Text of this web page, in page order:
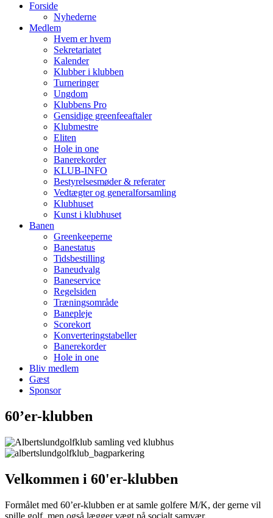
Forside
Nyhederne
Medlem
Hvem er hvem
Sekretariatet
Kalender
Klubber i klubben
Turneringer
Ungdom
Klubbens Pro
Gensidige greenfeeaftaler
Klubmestre
Eliten
Hole in one
Banerekorder
KLUB-INFO
Bestyrelsesmøder & referater
Vedtægter og generalforsamling
Klubhuset
Kunst i klubhuset
Banen
Greenkeeperne
Banestatus
Tidsbestilling
Baneudvalg
Baneservice
Regelsiden
Træningsområde
Banepleje
Scorekort
Konverteringstabeller
Banerekorder
Hole in one
Bliv medlem
Gæst
Sponsor
60’er-klubben
Velkommen i 60'er-klubben
Formålet med 60’er-klubben er at samle golfere M/K, der gerne vil
spille golf, men også lægger vægt på socialt samvær.